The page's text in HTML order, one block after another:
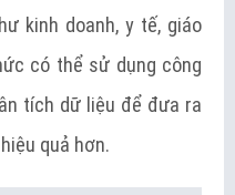
kinh doanh, y tế, giáo
có thể sử dụng công
tích dữ liệu để đưa ra
quả hơn.